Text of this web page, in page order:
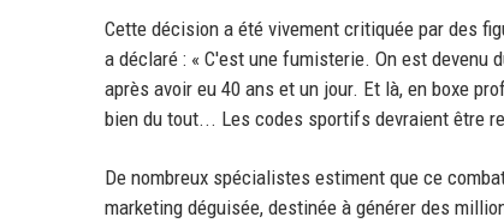
Cette décision a été vivement critiquée par des
a déclaré : « C'est une fumisterie. On est devenu
après avoir eu 40 ans et un jour. Et là, en boxe
bien du tout... Les codes sportifs devraient être
De nombreux spécialistes estiment que ce
marketing déguisée, destinée à générer des